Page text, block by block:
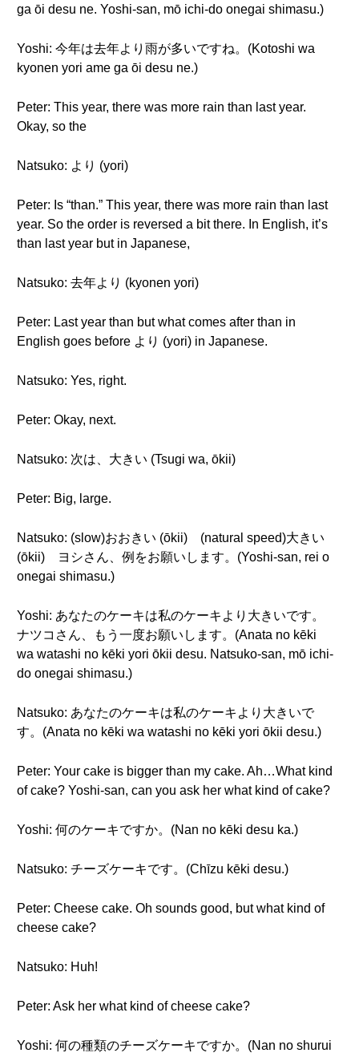
ga ōi desu ne. Yoshi-san, mō ichi-do onegai shimasu.)
Yoshi: 今年は去年より雨が多いですね。(Kotoshi wa
kyonen yori ame ga ōi desu ne.)
Peter: This year, there was more rain than last year.
Okay, so the
Natsuko: より (yori)
Peter: Is “than.” This year, there was more rain than last
year. So the order is reversed a bit there. In English, it’s
than last year but in Japanese,
Natsuko: 去年より (kyonen yori)
Peter: Last year than but what comes after than in
English goes before より (yori) in Japanese.
Natsuko: Yes, right.
Peter: Okay, next.
Natsuko: 次は、大きい (Tsugi wa, ōkii)
Peter: Big, large.
Natsuko: (slow)おおきい (ōkii) (natural speed)大きい
(ōkii) ヨシさん、例をお願いします。(Yoshi-san, rei o
onegai shimasu.)
Yoshi: あなたのケーキは私のケーキより大きいです。
ナツコさん、もう一度お願いします。(Anata no kēki
wa watashi no kēki yori ōkii desu. Natsuko-san, mō ichi-
do onegai shimasu.)
Natsuko: あなたのケーキは私のケーキより大きいで
す。(Anata no kēki wa watashi no kēki yori ōkii desu.)
Peter: Your cake is bigger than my cake. Ah…What kind
of cake? Yoshi-san, can you ask her what kind of cake?
Yoshi: 何のケーキですか。(Nan no kēki desu ka.)
Natsuko: チーズケーキです。(Chīzu kēki desu.)
Peter: Cheese cake. Oh sounds good, but what kind of
cheese cake?
Natsuko: Huh!
Peter: Ask her what kind of cheese cake?
Yoshi: 何の種類のチーズケーキですか。(Nan no shurui